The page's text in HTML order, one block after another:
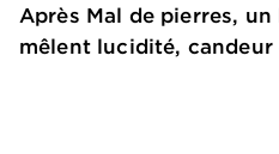
Après Mal de pierres,
mêlent lucidité, candeur